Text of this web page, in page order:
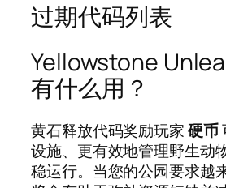
过期代码列表
Yellowstone
有什么用？
黄石释放代码奖励玩家硬币
设施、更有效地管理野生动
稳运行。当您的公园要求越